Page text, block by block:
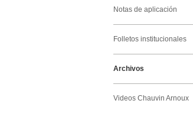
Notas de aplicación
Folletos institucionales
Archivos
Videos Chauvin Arnoux